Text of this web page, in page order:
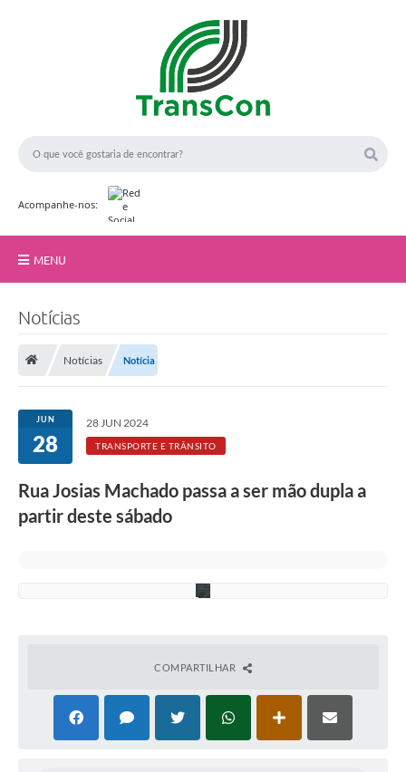
Acompanhe-nos:
MENU
Rotativo
Atendimento
Transparência
Notícias
Notícias Notícia
JUN
28
28 JUN 2024
TRANSPORTE E TRÂNSITO
Rua Josias Machado passa a ser mão dupla a
partir deste sábado
v
r
COMPARTILHAR